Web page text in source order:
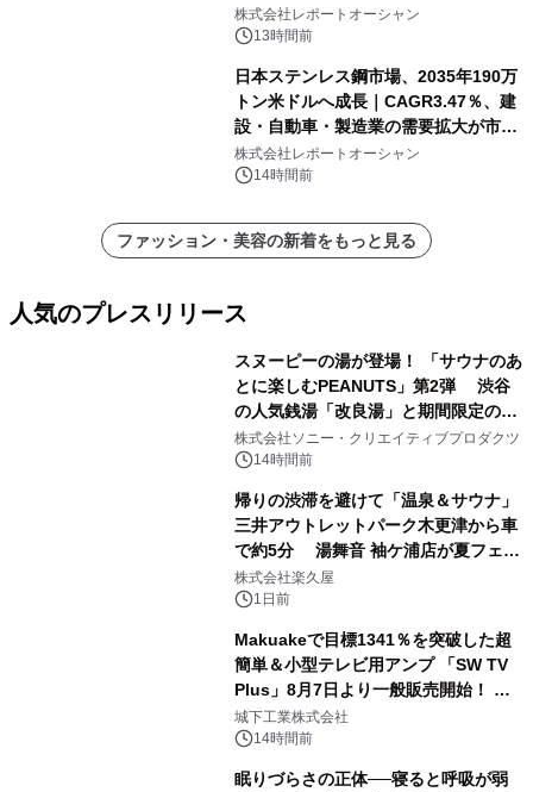
需要拡大
株式会社レポートオーシャン
13時間前
日本ステンレス鋼市場、2035年190万
トン米ドルへ成長｜CAGR3.47％、建
設・自動車・製造業の需要拡大が市場
を牽引
株式会社レポートオーシャン
14時間前
ファッション・美容の新着をもっと見る
人気のプレスリリース
スヌーピーの湯が登場！ 「サウナのあ
とに楽しむPEANUTS」第2弾 渋谷
の人気銭湯「改良湯」と期間限定のコ
ラボレーション サウナイキタイコラ
ボグッズも発売決定！
株式会社ソニー・クリエイティブプロダクツ
14時間前
帰りの渋滞を避けて「温泉＆サウナ」
三井アウトレットパーク木更津から車
で約5分 湯舞音 袖ケ浦店が夏フェア
メニューを提供
株式会社楽久屋
1日前
Makuakeで目標1341％を突破した超
簡単＆小型テレビ用アンプ 「SW TV
Plus」8月7日より一般販売開始！ ケ
ーブル1本つなぐだけ、テレビの音が
ぐっと豊かに
城下工業株式会社
14時間前
眠りづらさの正体──寝ると呼吸が弱